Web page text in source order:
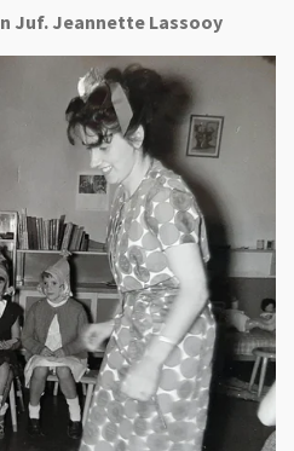
Juf. Jeannette Lassooy